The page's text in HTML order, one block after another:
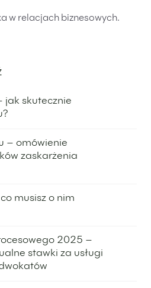
w relacjach biznesowych.
jak skutecznie
– omówienie
zaskarżenia
musisz o nim
2025 –
stawki za usługi